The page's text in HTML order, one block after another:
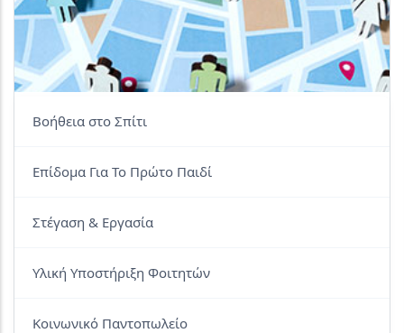
Βοήθεια στο Σπίτι
Επίδομα Για Το Πρώτο Παιδί
Στέγαση & Εργασία
Υλική Υποστήριξη Φοιτητών
Κοινωνικό Παντοπωλείο